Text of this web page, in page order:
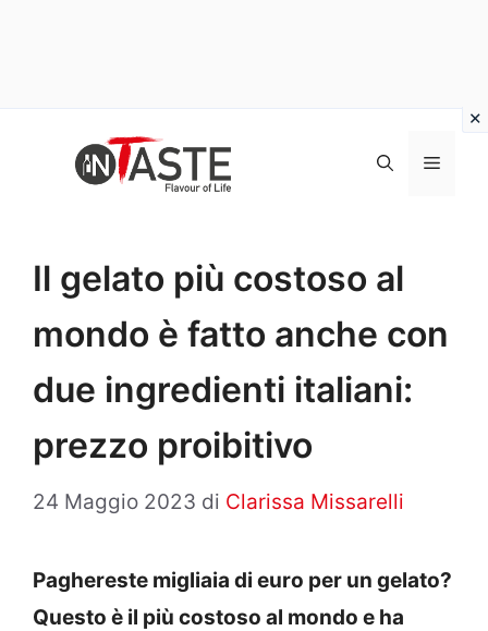
Menu
Il gelato più costoso al
mondo è fatto anche con
due ingredienti italiani:
prezzo proibitivo
24 Maggio 2023 di Clarissa Missarelli
Paghereste migliaia di euro per un gelato?
Questo è il più costoso al mondo e ha